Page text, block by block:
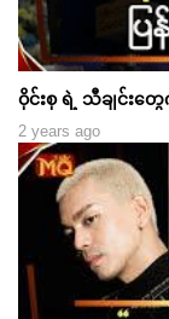
ဝိုင်းစု ရဲ့ သီချင်းတွ
2 years ago